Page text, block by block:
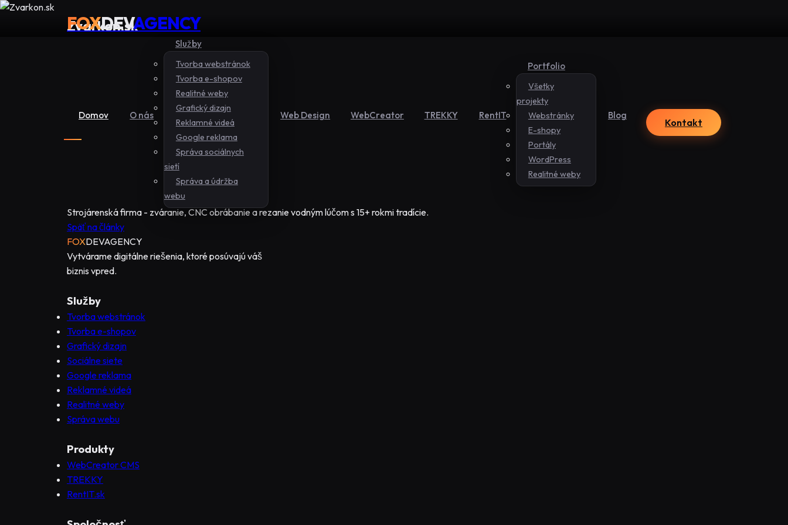
FOXDEVAGENCY
Domov O nás
Služby
Tvorba webstránok
Tvorba e-shopov
Realitné weby
Grafický dizajn
Reklamné videá
Google reklama
Správa sociálnych
sietí
Správa a údržba
webu
Web Design WebCreator TREKKY RentIT
Portfolio
Všetky
projekty
Webstránky
E-shopy
Portály
WordPress
Realitné weby
Blog
Kontakt
Zvarkon.sk
Strojárenská firma - zváranie, CNC obrábanie a rezanie vodným lúčom s 15+ rokmi tradície.
Späť na články
FOXDEVAGENCY
Vytvárame digitálne riešenia, ktoré posúvajú váš
biznis vpred.
Služby
Tvorba webstránok
Tvorba e-shopov
Grafický dizajn
Sociálne siete
Google reklama
Reklamné videá
Realitné weby
Správa webu
Produkty
WebCreator CMS
TREKKY
RentIT.sk